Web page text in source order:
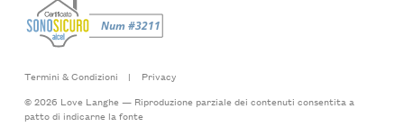
Termini & Condizioni |
Privacy
© 2026 Love Langhe — Riproduzione parziale dei contenuti consentita a
patto di indicarne la fonte